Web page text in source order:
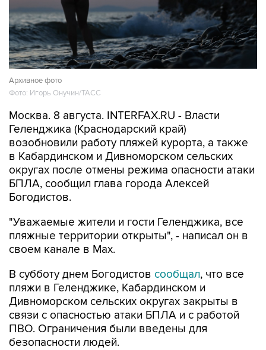
Архивное фото
Фото: Игорь Онучин/ТАСС
Москва. 8 августа. INTERFAX.RU - Власти
Геленджика (Краснодарский край)
возобновили работу пляжей курорта, а также
в Кабардинском и Дивноморском сельских
округах после отмены режима опасности атаки
БПЛА, сообщил глава города Алексей
Богодистов.
"Уважаемые жители и гости Геленджика, все
пляжные территории открыты", - написал он в
своем канале в Max.
В субботу днем Богодистов сообщал, что все
пляжи в Геленджике, Кабардинском и
Дивноморском сельских округах закрыты в
связи с опасностью атаки БПЛА и с работой
ПВО. Ограничения были введены для
безопасности людей.